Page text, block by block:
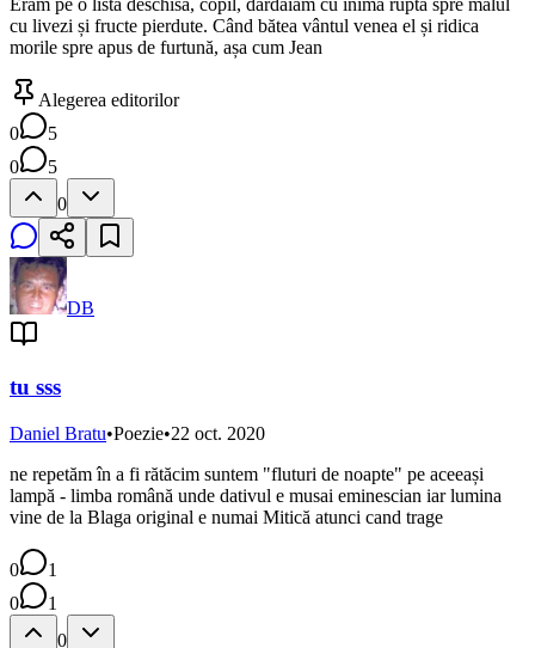
cu livezi și fructe pierdute. Când bătea vântul venea el și ridica
morile spre apus de furtună, așa cum Jean
Alegerea editorilor
0
5
0
5
0
DB
tu sss
Daniel Bratu•Poezie•22 oct. 2020
ne repetăm în a fi rătăcim suntem "fluturi de noapte" pe aceeași
lampă - limba română unde dativul e musai eminescian iar lumina
vine de la Blaga original e numai Mitică atunci cand trage
0
1
0
1
0